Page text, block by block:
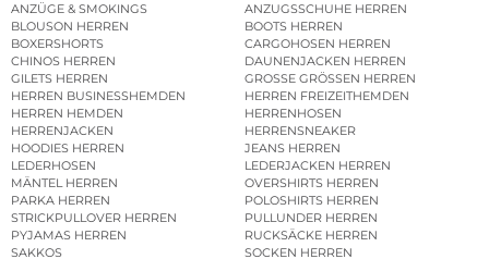
ANZÜGE & SMOKINGS
ANZUGSSCHUHE HERREN
BLOUSON HERREN
BOOTS HERREN
BOXERSHORTS
CARGOHOSEN HERREN
CHINOS HERREN
DAUNENJACKEN HERREN
GILETS HERREN
GROSSE GRÖSSEN HERREN
HERREN BUSINESSHEMDEN
HERREN FREIZEITHEMDEN
HERREN HEMDEN
HERRENHOSEN
HERRENJACKEN
HERRENSNEAKER
HOODIES HERREN
JEANS HERREN
LEDERHOSEN
LEDERJACKEN HERREN
MÄNTEL HERREN
OVERSHIRTS HERREN
PARKA HERREN
POLOSHIRTS HERREN
STRICKPULLOVER HERREN
PULLUNDER HERREN
PYJAMAS HERREN
RUCKSÄCKE HERREN
SAKKOS
SOCKEN HERREN